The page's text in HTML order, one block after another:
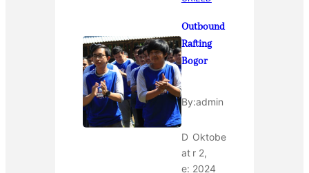
Outbound
Rafting
Bogor
By:admin
D
at
e:
Oktobe
r 2,
2024